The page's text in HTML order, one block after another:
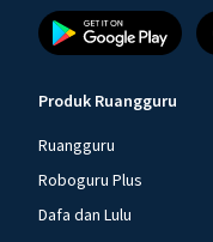
Produk Ruangguru
Ruangguru
Roboguru Plus
Dafa dan Lulu